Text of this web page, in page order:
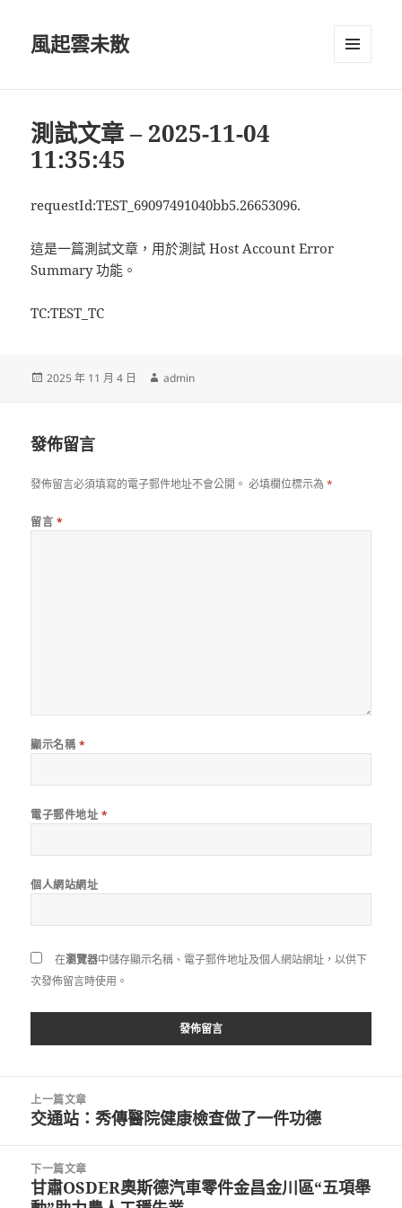
風起雲未散
測試文章 – 2025-11-04
11:35:45
requestId:TEST_69097491040bb5.26653096.
這是一篇測試文章，用於測試 Host Account Error
Summary 功能。
TC:TEST_TC
發
2025 年 11 月 4 日
作
admin
發佈留言
發佈留言必須填寫的電子郵件地址不會公開。 必填欄位標示為*
留言 *
顯示名稱 *
電子郵件地址 *
個人網站網址
在瀏覽器中儲存顯示名稱、電子郵件地址及個人網站網址，以供下
次發佈留言時使用。
上一篇文章
上
篇
文
交通站：秀傳醫院健康檢查做了一件功德
下一篇文章
下
甘肅OSDER奧斯德汽車零件金昌金川區“五項舉